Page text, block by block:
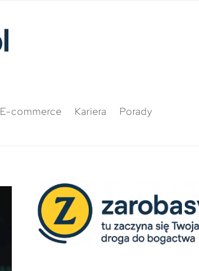
E-commerce Kariera Porady